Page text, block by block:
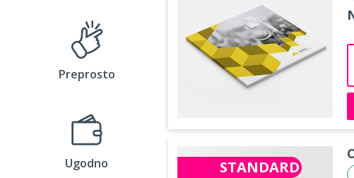
Preprosto
Ugodno STANDARD